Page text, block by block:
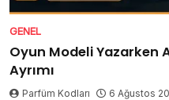
GENEL
Oyun Modeli Yazarken
Ayrımı
Parfüm Kodları 6 Ağustos